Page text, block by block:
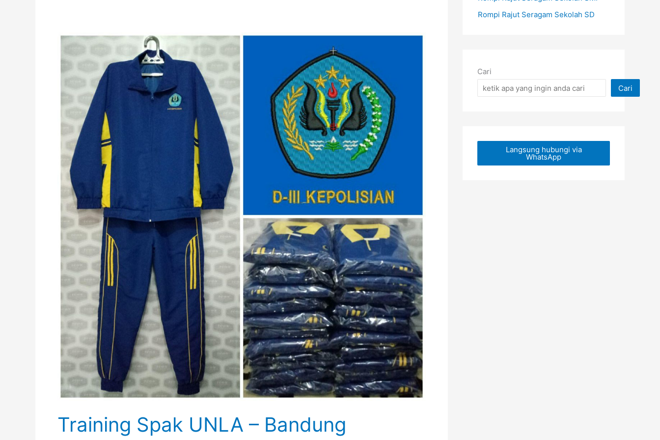
Training Spak UNLA – Bandung
Rompi Rajut Seragam Sekolah SD
Cari
Cari
Langsung hubungi via
WhatsApp